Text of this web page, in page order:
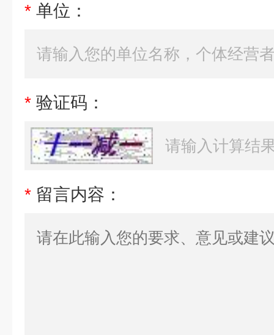
* 单位：
* 验证码：
* 留言内容：